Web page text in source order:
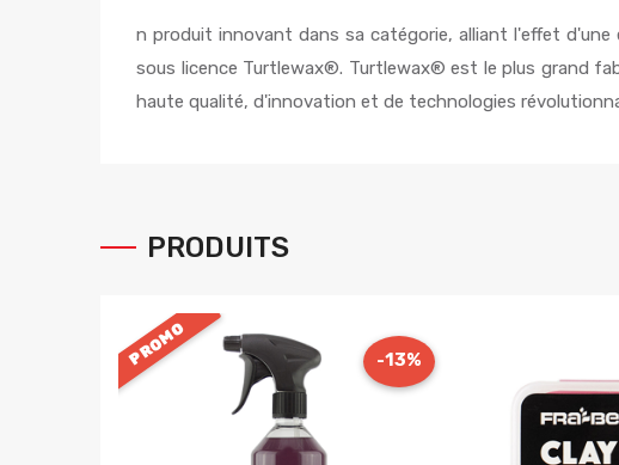
n produit innovant dans sa catégorie, alliant l'effet
sous licence Turtlewax®. Turtlewax® est le plus grand
haute qualité, d'innovation et de technologies
PRODUITS
PROMO -13%